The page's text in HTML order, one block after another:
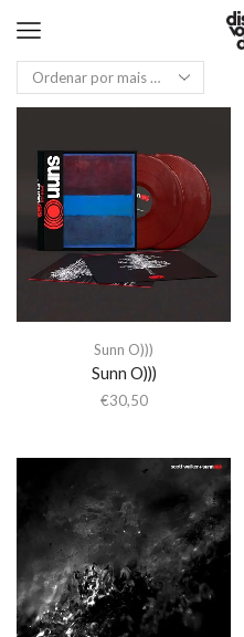
Sunn O)))
Sunn O)))
€30,50